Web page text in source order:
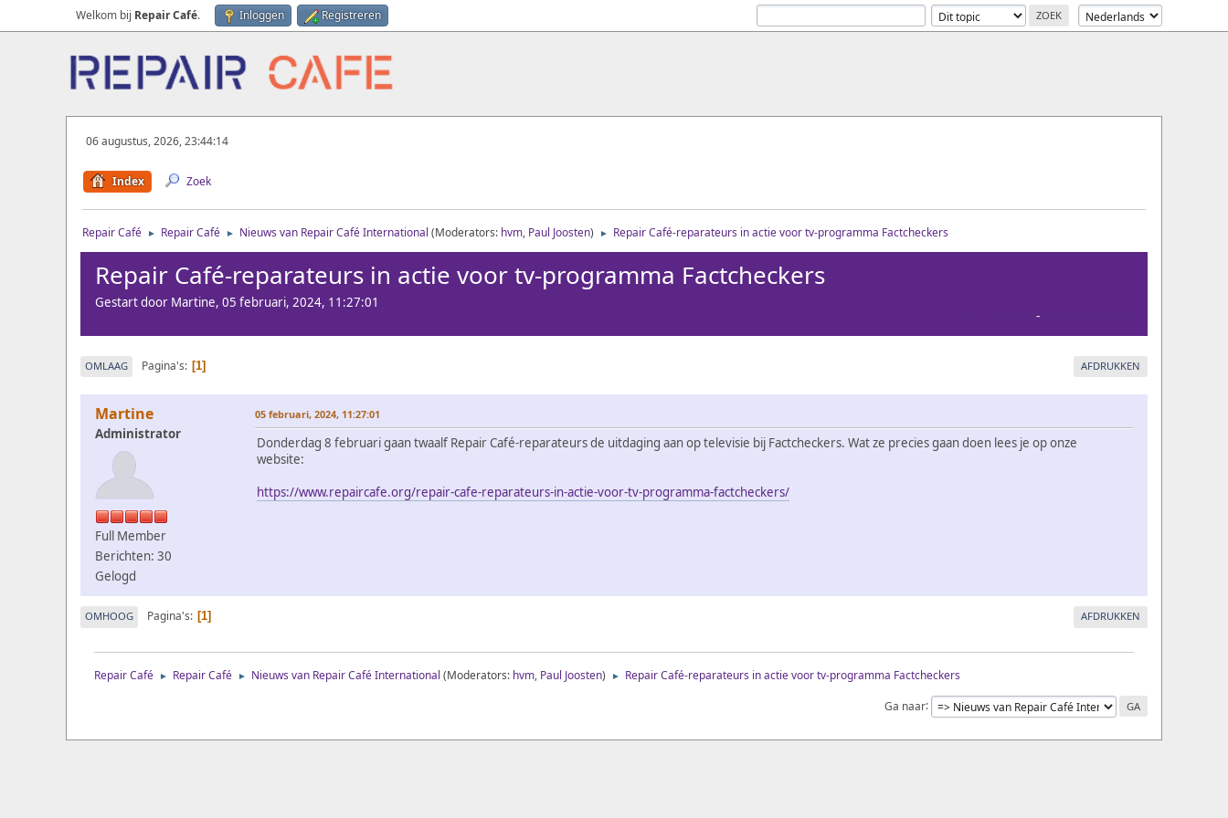
Welkom bij Repair Café. Inloggen Registreren
06 augustus, 2026, 23:44:14
Index Zoek
Repair Café ► Repair Café ► Nieuws van Repair Café International (Moderators: hvm, Paul Joosten) ► Repair Café-reparateurs in actie voor tv-programma Factcheckers
Repair Café-reparateurs in actie voor tv-programma Factcheckers
Gestart door Martine, 05 februari, 2024, 11:27:01
-
AFDRUKKEN
OMLAAG Pagina's 1
Martine
Administrator
Full Member
Berichten: 30
Gelogd
05 februari, 2024, 11:27:01
Donderdag 8 februari gaan twaalf Repair Café-reparateurs de uitdaging aan op televisie bij Factcheckers. Wat ze precies gaan doen lees je op onze
website:
https://www.repaircafe.org/repair-cafe-reparateurs-in-actie-voor-tv-programma-factcheckers/
AFDRUKKEN
OMHOOG Pagina's 1
Repair Café ► Repair Café ► Nieuws van Repair Café International (Moderators: hvm, Paul Joosten) ►
Repair Café-reparateurs in actie voor tv-programma Factcheckers
Ga naar